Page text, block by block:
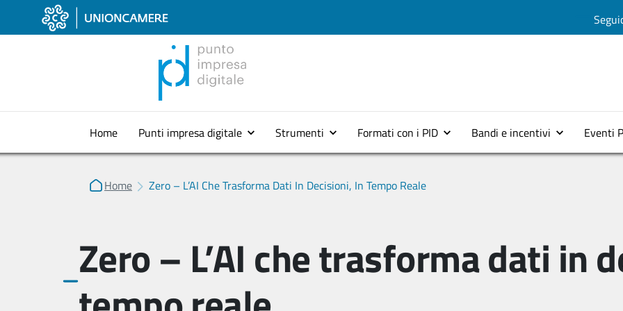
Menu top 2
Home Punti impresa digitale Strumenti Formati con i PID Bandi e incentivi Eventi
Home Zero – L’AI Che Trasforma Dati In Decisioni, In Tempo Reale
Zero – L’AI che trasforma dati in